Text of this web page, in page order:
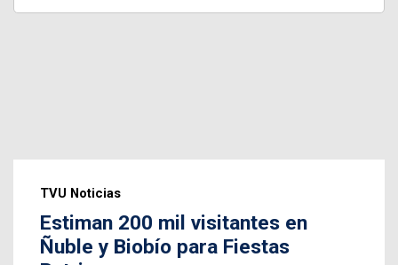
TVU Noticias
Estiman 200 mil visitantes en
Ñuble y Biobío para Fiestas